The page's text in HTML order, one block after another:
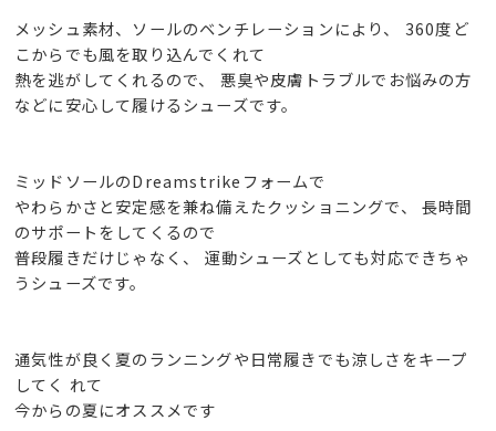
メッシュ素材、ソールのベンチレーションにより、 360度ど
こからでも風を取り込んでくれて
熱を逃がしてくれるので、 悪臭や皮膚トラブルでお悩みの方
などに安心して履けるシューズです。
ミッドソールのDreamstrikeフォームで
やわらかさと安定感を兼ね備えたクッショニングで、 長時間
のサポートをしてくるので
普段履きだけじゃなく、 運動シューズとしても対応できちゃ
うシューズです。
通気性が良く夏のランニングや日常履きでも涼しさをキープ
してく れて
今からの夏にオススメです